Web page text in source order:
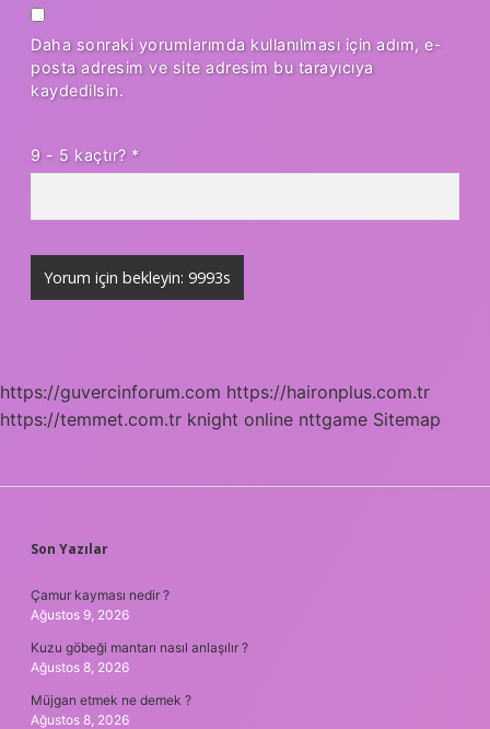
Daha sonraki yorumlarımda kullanılması için adım, e-
posta adresim ve site adresim bu tarayıcıya
kaydedilsin.
9 - 5 kaçtır? *
https://guvercinforum.com https://haironplus.com.tr
https://temmet.com.tr knight online nttgame Sitemap
SIDEBAR
Son Yazılar
Çamur kayması nedir ?
Ağustos 9, 2026
Kuzu göbeği mantarı nasıl anlaşılır ?
Ağustos 8, 2026
Müjgan etmek ne demek ?
Ağustos 8, 2026